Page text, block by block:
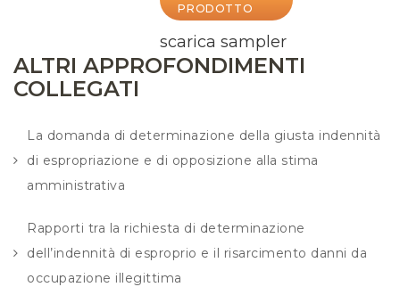
PRODOTTO
scarica sampler
ALTRI APPROFONDIMENTI
COLLEGATI
La domanda di determinazione della giusta indennità
di espropriazione e di opposizione alla stima
amministrativa
Rapporti tra la richiesta di determinazione
dell’indennità di esproprio e il risarcimento danni da
occupazione illegittima